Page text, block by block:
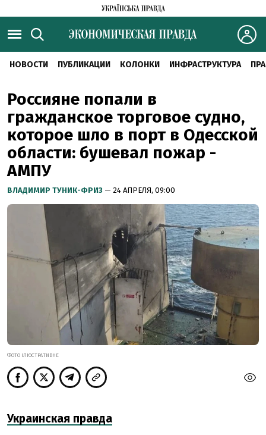
НОВОСТИ ПУБЛИКАЦИИ КОЛОНКИ ИНФРАСТРУКТУРА
Россияне попали в
гражданское торговое судно,
которое шло в порт в Одесской
области: бушевал пожар -
АМПУ
ВЛАДИМИР ТУНИК-ФРИЗ — 24 АПРЕЛЯ, 09:00
ФОТО ІЛЮСТРАТИВНЕ
Украинская правда